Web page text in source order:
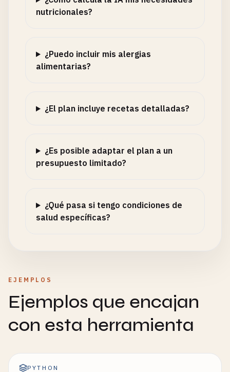
nutricionales?
¿Puedo incluir mis alergias
alimentarias?
¿El plan incluye recetas detalladas?
¿Es posible adaptar el plan a un
presupuesto limitado?
¿Qué pasa si tengo condiciones de
salud específicas?
EJEMPLOS
Ejemplos que encajan
con esta herramienta
PYTHON